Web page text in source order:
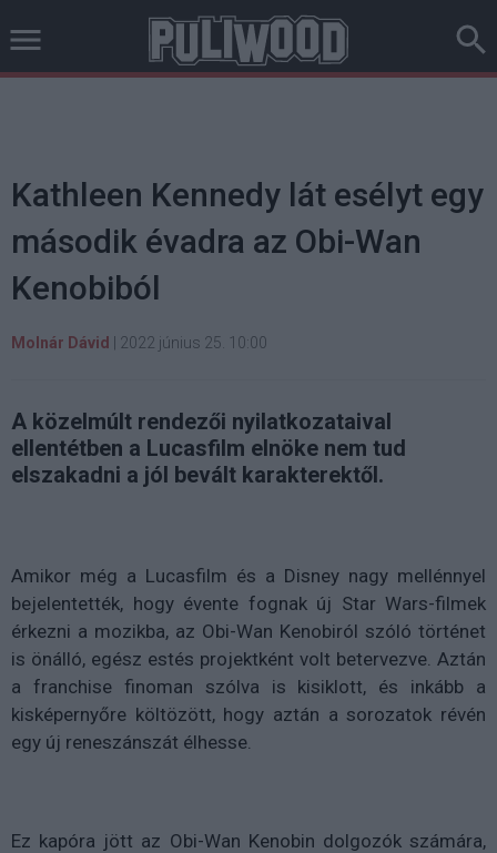
Kathleen Kennedy lát esélyt egy
második évadra az Obi-Wan
Kenobiból
Molnár Dávid 2022 június 25. 10:00
A közelmúlt rendezői nyilatkozataival
ellentétben a Lucasfilm elnöke nem tud
elszakadni a jól bevált karakterektől.
Amikor még a Lucasfilm és a Disney nagy mellénnyel
bejelentették, hogy évente fognak új Star Wars-filmek
érkezni a mozikba, az Obi-Wan Kenobiról szóló történet
is önálló, egész estés projektként volt betervezve. Aztán
a franchise finoman szólva is kisiklott, és inkább a
kisképernyőre költözött, hogy aztán a sorozatok révén
egy új reneszánszát élhesse.
Ez kapóra jött az Obi-Wan Kenobin dolgozók számára,